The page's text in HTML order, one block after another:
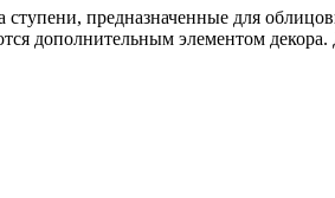
ступени, предназначенные для
дополнительным элементом